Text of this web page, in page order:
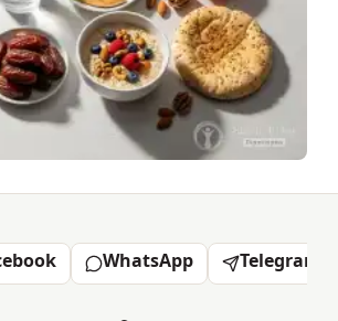
WhatsApp Telegram